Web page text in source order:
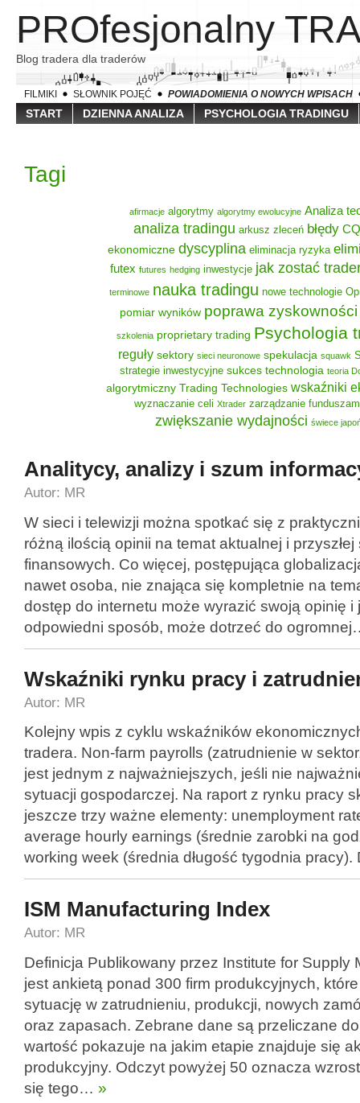
PROfesjonalny
Blog tradera dla traderów
FILMIKI SŁOWNIK POJĘĆ POWIADOMIENIA O NOWYCH WPISACH
START DZIENNA ANALIZA PSYCHOLOGIA TRADINGU
Tagi
afirmacje algorytmy algorytmy ewolucyjne Analiza
analiza tradingu arkusz zleceń błędy
ekonomiczne dyscyplina eliminacja ryzyka
futex futures hedging inwestycje jak zostać
terminowe nauka tradingu nowe technologie
pomiar wyników poprawa zyskowności
szkolenia proprietary trading Psychologia
reguły sektory sieci neuronowe spekulacja squawk
strategie inwestycyjne sukces technologia teoria
algorytmiczny Trading Technologies wskaźniki
wyznaczanie celi Xtrader zarządzanie
zwiększanie wydajności świece
Analitycy, analizy i szum
Autor: MR
W sieci i telewizji można spotkać się z
różną ilością opinii na temat aktualnej i
finansowych. Co więcej, postępująca
nawet osoba, nie znająca się kompletnie na
dostęp do internetu może wyrazić swoją opinię i
odpowiedni sposób, może dotrzeć do
Wskaźniki rynku pracy i
Autor: MR
Kolejny wpis z cyklu wskaźników
tradera. Non-farm payrolls (zatrudnienie w
jest jednym z najważniejszych, jeśli nie
sytuacji gospodarczej. Na raport z rynku pracy
jeszcze trzy ważne elementy: unemployment
average hourly earnings (średnie zarobki na
working week (średnia długość tygodnia
ISM Manufacturing Index
Autor: MR
Definicja Publikowany przez Institute for Supply
jest ankietą ponad 300 firm produkcyjnych,
sytuację w zatrudnieniu, produkcji, nowych
oraz zapasach. Zebrane dane są przeliczane
wartość pokazuje na jakim etapie znajduje się
produkcyjny. Odczyt powyżej 50 oznacza
się tego… »